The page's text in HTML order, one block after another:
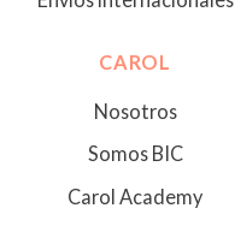
CAROL
Nosotros
Somos BIC
Carol Academy